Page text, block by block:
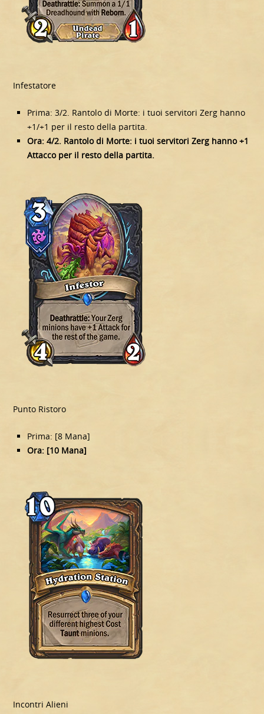
Infestatore
Prima: 3/2. Rantolo di Morte: i tuoi servitori Zerg hanno
+1/+1 per il resto della partita.
Ora: 4/2. Rantolo di Morte: i tuoi servitori Zerg hanno +1
Attacco per il resto della partita.
Punto Ristoro
Prima: [8 Mana]
Ora: [10 Mana]
Incontri Alieni